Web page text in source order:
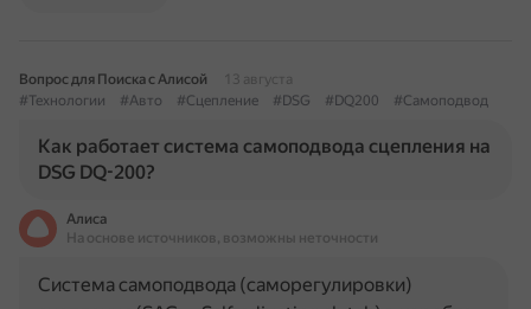
Вопрос для Поиска с Алисой
13 августа
#Технологии
#Авто #Сцепление #DSG #DQ200 #Самоподвод
Как работает система самоподвода сцепления на
DSG DQ-200?
Алиса
На основе источников, возможны неточности
Система самоподвода (саморегулировки)